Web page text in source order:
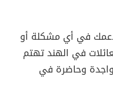
في أي مشكلة أو
في الهند تهتم
وحاضرة في